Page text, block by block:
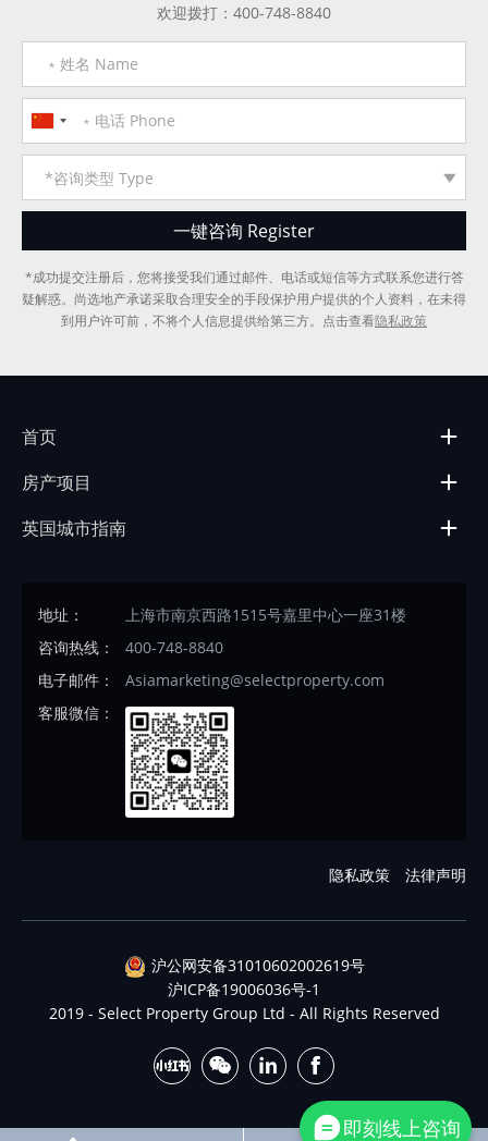
欢迎拨打：400-748-8840
*成功提交注册后，您将接受我们通过邮件、电话或短信等方式联系您进行答
疑解惑。尚选地产承诺采取合理安全的手段保护用户提供的个人资料，在未得
到用户许可前，不将个人信息提供给第三方。点击查看隐私政策
首页
房产项目
英国城市指南
地址：
上海市南京西路1515号嘉里中心一座31楼
咨询热线：
400-748-8840
电子邮件：
Asiamarketing@selectproperty.com
客服微信：
隐私政策 法律声明
沪公网安备31010602002619号
沪ICP备19006036号-1
2019 - Select Property Group Ltd - All Rights Reserved
即刻线上咨询